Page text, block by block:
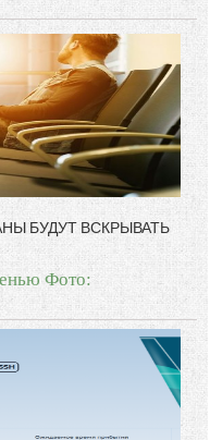
БУДУТ ВСКРЫВАТЬ
Фото: